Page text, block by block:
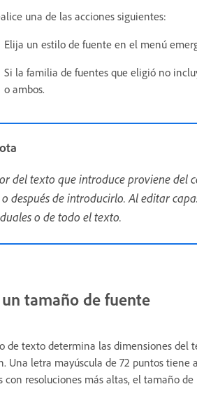
una de las acciones siguientes:
Elija un estilo de fuente en el menú
Si la familia de fuentes que eligió no
o ambos.
del texto que introduce proviene del
después de introducirlo. Al editar
o de todo el texto.
tamaño de fuente
de texto determina las dimensiones del
Una letra mayúscula de 72 puntos tiene
con resoluciones más altas, el tamaño